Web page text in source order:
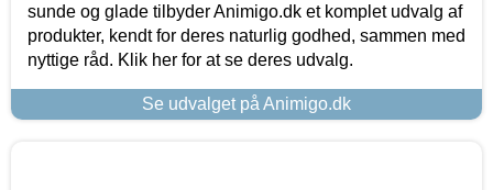
sunde og glade tilbyder Animigo.dk et komplet udvalg af
produkter, kendt for deres naturlig godhed, sammen med
nyttige råd. Klik her for at se deres udvalg.
Se udvalget på Animigo.dk